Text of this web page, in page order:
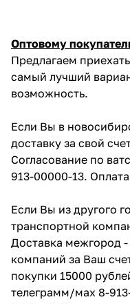
Оптовому
Предлагаем
самый лучший
возможность.
Если Вы в
доставку за свой
Согласование по
913-00000-13.
Если Вы из другого
транспортной
Доставка межгород
компаний за Ваш
покупки 15000
телеграмм/мах 8-